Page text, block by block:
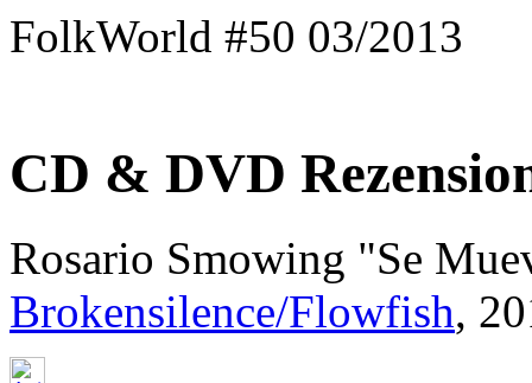
FolkWorld #50 03/2013
CD & DVD
Rosario Smowing "Se
Brokensilence/Flowfish,